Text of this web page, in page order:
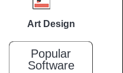
Art Design
Popular
Software